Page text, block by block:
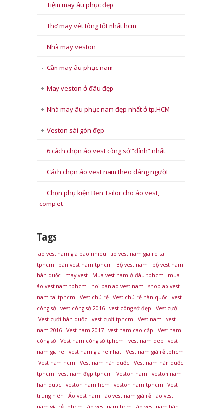
Tiệm may âu phục đẹp
Thợ may vét tông tốt nhất hcm
Nhà may veston
Cần may âu phục nam
May veston ở đâu đẹp
Nhà may âu phục nam đẹp nhất ở tp.HCM
Veston sài gòn đẹp
6 cách chọn áo vest công sở “đỉnh” nhất
Cách chọn áo vest nam theo dáng người
Chọn phụ kiện Ben Tailor cho áo vest,
complet
Tags
ao vest nam gia bao nhieu
ao vest nam gia re tai
tphcm
bán vest nam tphcm Bộ vest nam
bộ vest nam
hàn quốc
may vest Mua vest nam ở đâu tphcm
mua
áo vest nam tphcm
noi ban ao vest nam
shop ao vest
nam tai tphcm
Vest chú rể Vest chú rể hàn quốc
vest
công sở
vest công sở 2016 vest công sở đẹp
Vest cưới
Vest cưới hàn quốc
vest cưới tphcm Vest nam
vest
nam 2016
Vest nam 2017 vest nam cao cấp
Vest nam
công sở
Vest nam công sở tphcm vest nam dep
vest
nam gia re
vest nam gia re nhat
Vest nam giá rẻ tphcm
Vest nam hcm
Vest nam hàn quốc
Vest nam hàn quốc
tphcm
vest nam đẹp tphcm Veston nam
veston nam
han quoc
veston nam hcm veston nam tphcm
Vest
trung niên
Áo vest nam áo vest nam giá rẻ
áo vest
nam gía rẻ tphcm
áo vest nam hcm áo vest nam hàn